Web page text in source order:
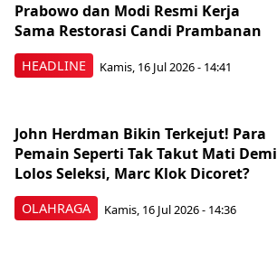
HEADLINE
Prabowo dan Modi Resmi Kerja
Sama Restorasi Candi Prambanan
Kamis, 16 Jul 2026 - 14:41
OLAHRAGA
John Herdman Bikin Terkejut! Para
Pemain Seperti Tak Takut Mati Demi
Lolos Seleksi, Marc Klok Dicoret?
Kamis, 16 Jul 2026 - 14:36